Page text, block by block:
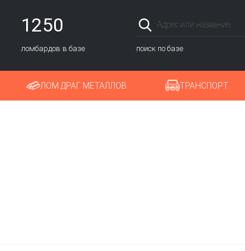
1250
ломбардов в базе поиск по базе
ЛОМ ДРАГ. МЕТАЛЛОВ ТРАНСПОРТ